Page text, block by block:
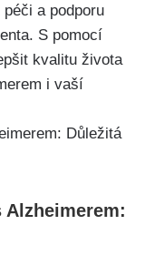
a podporu
S pomocí
kvalitu života
i vaší
Alzheimerem: